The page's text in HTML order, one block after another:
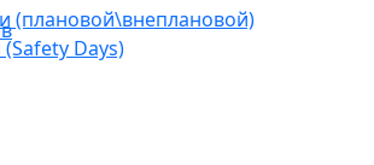
(плановой\внеплановой)
Days)